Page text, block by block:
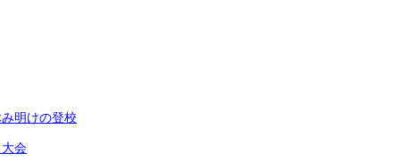
明けの登校
会